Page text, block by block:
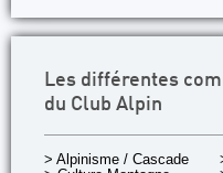
Les différentes
du Club Alpin
> Alpinisme / Cascade